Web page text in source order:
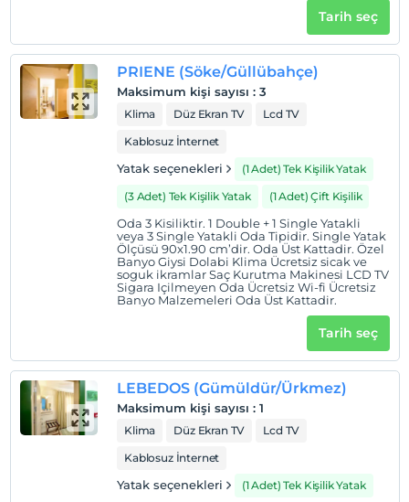
Akkum Halk Plajı'na araç ile 5 dakika mesafededir.
En erken saat 14:00 ve sonrası
En geç saat 11:00 ve öncesi
Sigara
Odalarda sigara içilmez
Giriş saatleri
saatler dışında giriş kapısı kapalıdır.
Tarih seç
PRIENE (Söke/Güllübahçe)
Maksimum kişi sayısı : 3
Klima Düz Ekran TV
Lcd TV
Kablosuz İnternet
Yatak seçenekleri
(1 Adet) Tek Kişilik Yatak
(3 Adet) Tek Kişilik Yatak
(1 Adet) Çift Kişilik
Oda 3 Kisiliktir. 1 Double + 1 Single Yatakli
veya 3 Single Yatakli Oda Tipidir. Single Yatak
Ölçüsü 90x1.90 cm’dir. Oda Üst Kattadir. Özel
Banyo Giysi Dolabi Klima Ücretsiz sicak ve
soguk ikramlar Saç Kurutma Makinesi LCD TV
Sigara Içilmeyen Oda Ücretsiz Wi-fi Ücretsiz
Banyo Malzemeleri Oda Üst Kattadir.
Tarih seç
LEBEDOS (Gümüldür/Ürkmez)
Maksimum kişi sayısı : 1
Klima Düz Ekran TV
Lcd TV
Kablosuz İnternet
Yatak seçenekleri (1 Adet) Tek Kişilik Yatak